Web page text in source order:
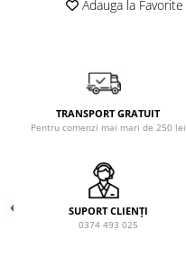
Adauga la Favorite
TRANSPORT GRATUIT
Pentru comenzi mai mari de 250 lei
SUPORT CLIENȚI
0374 493 025